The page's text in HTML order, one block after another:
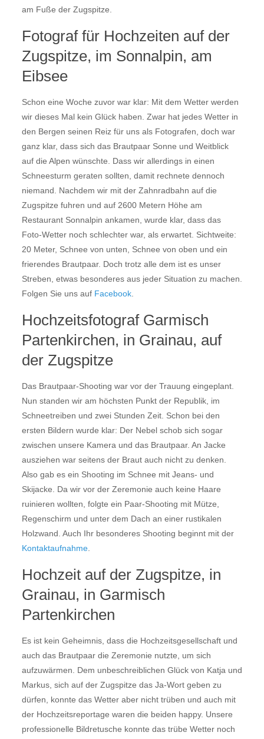
am Fuße der Zugspitze.
Fotograf für Hochzeiten auf der
Zugspitze, im Sonnalpin, am
Eibsee
Schon eine Woche zuvor war klar: Mit dem Wetter werden
wir dieses Mal kein Glück haben. Zwar hat jedes Wetter in
den Bergen seinen Reiz für uns als Fotografen, doch war
ganz klar, dass sich das Brautpaar Sonne und Weitblick
auf die Alpen wünschte. Dass wir allerdings in einen
Schneesturm geraten sollten, damit rechnete dennoch
niemand. Nachdem wir mit der Zahnradbahn auf die
Zugspitze fuhren und auf 2600 Metern Höhe am
Restaurant Sonnalpin ankamen, wurde klar, dass das
Foto-Wetter noch schlechter war, als erwartet. Sichtweite:
20 Meter, Schnee von unten, Schnee von oben und ein
frierendes Brautpaar. Doch trotz alle dem ist es unser
Streben, etwas besonderes aus jeder Situation zu machen.
Folgen Sie uns auf Facebook.
Hochzeitsfotograf Garmisch
Partenkirchen, in Grainau, auf
der Zugspitze
Das Brautpaar-Shooting war vor der Trauung eingeplant.
Nun standen wir am höchsten Punkt der Republik, im
Schneetreiben und zwei Stunden Zeit. Schon bei den
ersten Bildern wurde klar: Der Nebel schob sich sogar
zwischen unsere Kamera und das Brautpaar. An Jacke
ausziehen war seitens der Braut auch nicht zu denken.
Also gab es ein Shooting im Schnee mit Jeans- und
Skijacke. Da wir vor der Zeremonie auch keine Haare
ruinieren wollten, folgte ein Paar-Shooting mit Mütze,
Regenschirm und unter dem Dach an einer rustikalen
Holzwand. Auch Ihr besonderes Shooting beginnt mit der
Kontaktaufnahme.
Hochzeit auf der Zugspitze, in
Grainau, in Garmisch
Partenkirchen
Es ist kein Geheimnis, dass die Hochzeitsgesellschaft und
auch das Brautpaar die Zeremonie nutzte, um sich
aufzuwärmen. Dem unbeschreiblichen Glück von Katja und
Markus, sich auf der Zugspitze das Ja-Wort geben zu
dürfen, konnte das Wetter aber nicht trüben und auch mit
der Hochzeitsreportage waren die beiden happy. Unsere
professionelle Bildretusche konnte das trübe Wetter noch